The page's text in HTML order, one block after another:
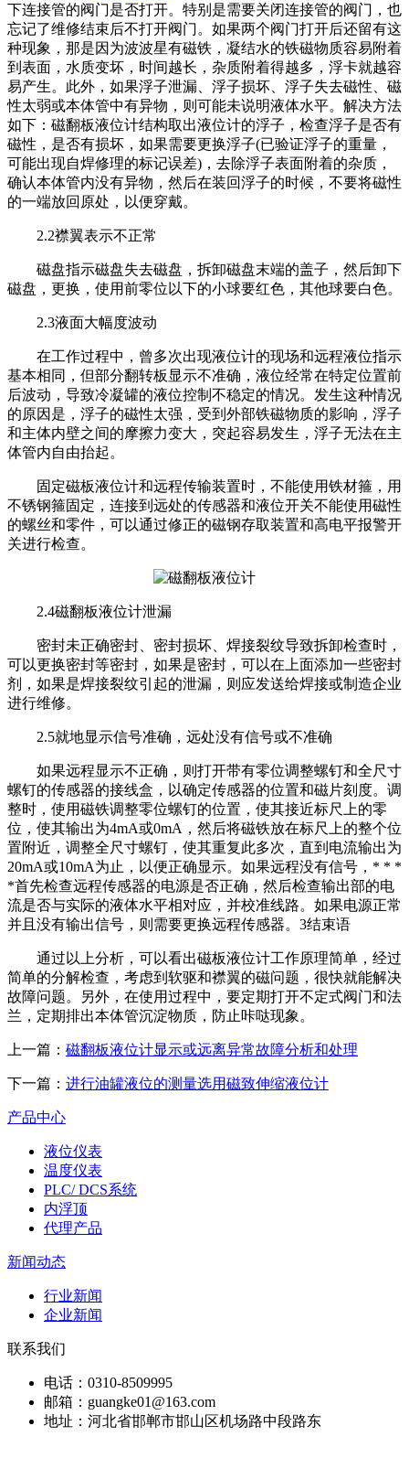
下连接管的阀门是否打开。特别是需要关闭连接管的阀门，也
忘记了维修结束后不打开阀门。如果两个阀门打开后还留有这
种现象，那是因为波波星有磁铁，凝结水的铁磁物质容易附着
到表面，水质变坏，时间越长，杂质附着得越多，浮卡就越容
易产生。此外，如果浮子泄漏、浮子损坏、浮子失去磁性、磁
性太弱或本体管中有异物，则可能未说明液体水平。解决方法
如下：磁翻板液位计结构取出液位计的浮子，检查浮子是否有
磁性，是否有损坏，如果需要更换浮子(已验证浮子的重量，
可能出现自焊修理的标记误差)，去除浮子表面附着的杂质，
确认本体管内没有异物，然后在装回浮子的时候，不要将磁性
的一端放回原处，以便穿戴。
2.2襟翼表示不正常
磁盘指示磁盘失去磁盘，拆卸磁盘末端的盖子，然后卸下
磁盘，更换，使用前零位以下的小球要红色，其他球要白色。
2.3液面大幅度波动
在工作过程中，曾多次出现液位计的现场和远程液位指示
基本相同，但部分翻转板显示不准确，液位经常在特定位置前
后波动，导致冷凝罐的液位控制不稳定的情况。发生这种情况
的原因是，浮子的磁性太强，受到外部铁磁物质的影响，浮子
和主体内壁之间的摩擦力变大，突起容易发生，浮子无法在主
体管内自由抬起。
固定磁板液位计和远程传输装置时，不能使用铁材箍，用
不锈钢箍固定，连接到远处的传感器和液位开关不能使用磁性
的螺丝和零件，可以通过修正的磁钢存取装置和高电平报警开
关进行检查。
2.4磁翻板液位计泄漏
密封未正确密封、密封损坏、焊接裂纹导致拆卸检查时，
可以更换密封等密封，如果是密封，可以在上面添加一些密封
剂，如果是焊接裂纹引起的泄漏，则应发送给焊接或制造企业
进行维修。
2.5就地显示信号准确，远处没有信号或不准确
如果远程显示不正确，则打开带有零位调整螺钉和全尺寸
螺钉的传感器的接线盒，以确定传感器的位置和磁片刻度。调
整时，使用磁铁调整零位螺钉的位置，使其接近标尺上的零
位，使其输出为4mA或0mA，然后将磁铁放在标尺上的整个位
置附近，调整全尺寸螺钉，使其重复此多次，直到电流输出为
20mA或10mA为止，以便正确显示。如果远程没有信号，* * *
*首先检查远程传感器的电源是否正确，然后检查输出部的电
流是否与实际的液体水平相对应，并校准线路。如果电源正常
并且没有输出信号，则需要更换远程传感器。3结束语
通过以上分析，可以看出磁板液位计工作原理简单，经过
简单的分解检查，考虑到软驱和襟翼的磁问题，很快就能解决
故障问题。另外，在使用过程中，要定期打开不定式阀门和法
兰，定期排出本体管沉淀物质，防止咔哒现象。
上一篇： 磁翻板液位计显示或远离异常故障分析和处理
下一篇： 进行油罐液位的测量选用磁致伸缩液位计
产品中心
液位仪表
温度仪表
PLC/ DCS系统
内浮顶
代理产品
新闻动态
行业新闻
企业新闻
联系我们
电话：0310-8509995
邮箱：guangke01@163.com
地址：河北省邯郸市邯山区机场路中段路东